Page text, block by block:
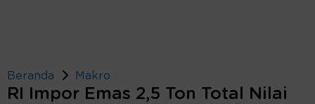
Beranda Makro
RI Impor Emas 2,5 Ton Total Nilai